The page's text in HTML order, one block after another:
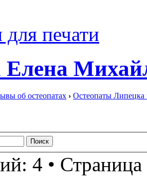
для печати
об остеопатах › Остеопаты Липецка
4 • Страница